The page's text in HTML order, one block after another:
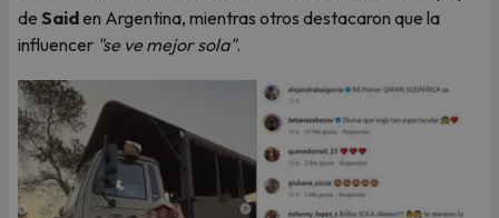
de Saiden Argentina, mientras otros destacaron que la
influencer "se ve mejor sola".